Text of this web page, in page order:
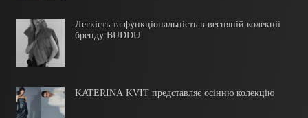
Легкість та функціональність в весняній колекції
бренду BUDDU
KATERINA KVIT представляє осінню колекцію